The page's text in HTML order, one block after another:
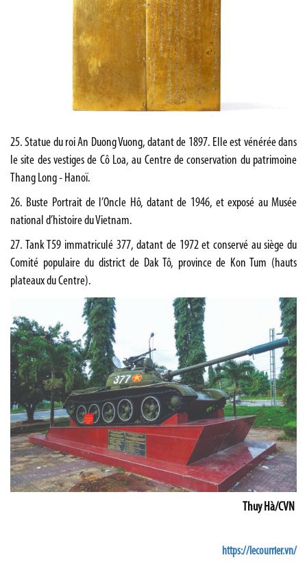
25. Statue du roi An Duong Vuong, datant de 1897. Elle est vénérée dans
le site des vestiges de Cô Loa, au Centre de conservation du patrimoine
Thang Long - Hanoï.
26. Buste Portrait de l’Oncle Hô, datant de 1946, et exposé au Musée
national d’histoire du Vietnam.
27. Tank T59 immatriculé 377, datant de 1972 et conservé au siège du
Comité populaire du district de Dak Tô, province de Kon Tum (hauts
plateaux du Centre).
Thuy Hà/CVN
https://lecourrier.vn/